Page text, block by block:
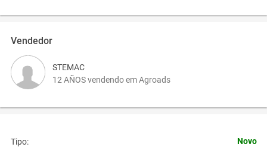
Vendedor
STEMAC
12 AÑOS vendendo em Agroads
Tipo: Novo